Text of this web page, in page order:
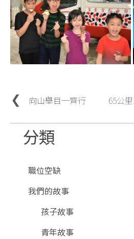
向山舉目一齊行
分類
職位空缺
我們的故事
孩子故事
青年故事